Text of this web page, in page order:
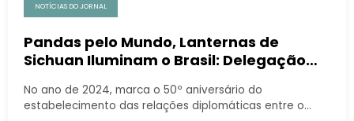
NOTÍCIAS DO JORNAL
Pandas pelo Mundo, Lanternas de
Sichuan Iluminam o Brasil: Delegação
Intercâmbio Cultural no Brasil
No ano de 2024, marca o 50º aniversário do
estabelecimento das relações diplomáticas entre o…